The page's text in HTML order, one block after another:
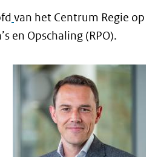
van het Centrum Regie op
en Opschaling (RPO).